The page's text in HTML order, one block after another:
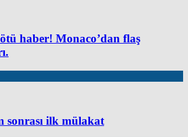
haber! Monaco’dan flaş
sonrası ilk mülakat